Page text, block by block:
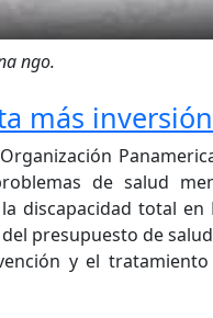
ngo.
más inversión
de salud
discapacidad total en
presupuesto de
y el